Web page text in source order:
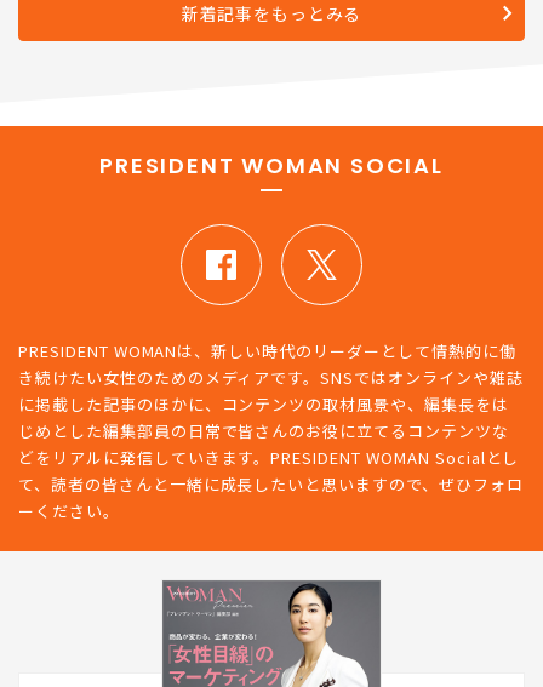
新着記事をもっとみる
PRESIDENT WOMAN SOCIAL
PRESIDENT WOMANは、新しい時代のリーダーとして情熱的に働
き続けたい女性のためのメディアです。SNSではオンラインや雑誌
に掲載した記事のほかに、コンテンツの取材風景や、編集長をは
じめとした編集部員の日常で皆さんのお役に立てるコンテンツな
どをリアルに発信していきます。PRESIDENT WOMAN Socialとし
て、読者の皆さんと一緒に成長したいと思いますので、ぜひフォロ
ーください。